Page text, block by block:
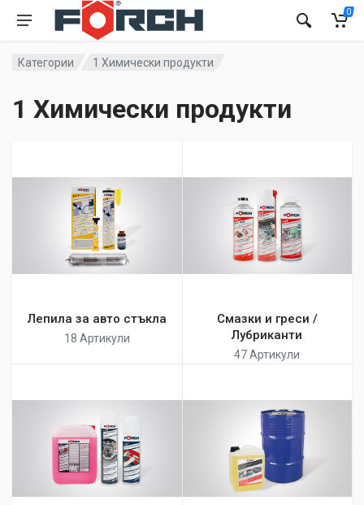
0
Категории 1 Химически продукти
1 Химически продукти
Лепила за авто стъкла
18 Артикули
Смазки и греси /
Лубриканти
47 Артикули